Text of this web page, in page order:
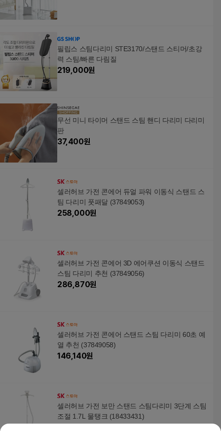
필립스 스팀다리미 STE3170/스탠드 스티머/초강
력 스팀/빠른 다림질
219,000원
무선 미니 타이머 스탠드 스팀 핸디 다리미 다리미
판
37,400원
셀러허브 가전 콘에어 듀얼 파워 이동식 스탠드 스
팀 다리미 풋패달 (37849053)
258,000원
셀러허브 가전 콘에어 3D 에어쿠션 이동식 스탠드
스팀 다리미 추천 (37849056)
286,870원
셀러허브 가전 콘에어 스탠드 스팀 다리미 60초 예
열 추천 (37849058)
146,140원
셀러허브 가전 보만 스탠드 스팀다리미 3단계 스팀
조절 1.7L 물탱크 (18433431)